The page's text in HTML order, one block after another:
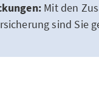
Mit den
sind Sie